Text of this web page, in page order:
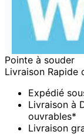
Pointe à souder
Livraison Rapide
Expédié
Livraison à
ouvrables*
Livraison